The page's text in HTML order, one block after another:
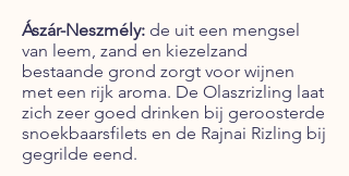
Ászár-Neszmély: de uit een mengsel
van leem, zand en kiezelzand
bestaande grond zorgt voor wijnen
met een rijk aroma. De Olaszrizling laat
zich zeer goed drinken bij geroosterde
snoekbaarsfilets en de Rajnai Rizling bij
gegrilde eend.